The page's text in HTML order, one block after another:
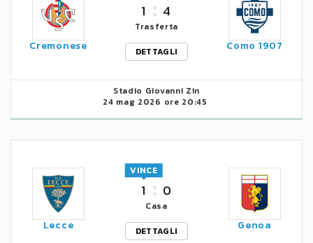
Cremonese
1 4
Trasferta
DETTAGLI
Como 1907
Stadio Giovanni Zin
24 mag 2026 ore 20:45
Lecce
1
VINCE
0
Casa
DETTAGLI
Genoa